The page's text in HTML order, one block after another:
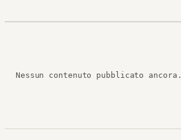
Nessun contenuto pubblicato ancora.